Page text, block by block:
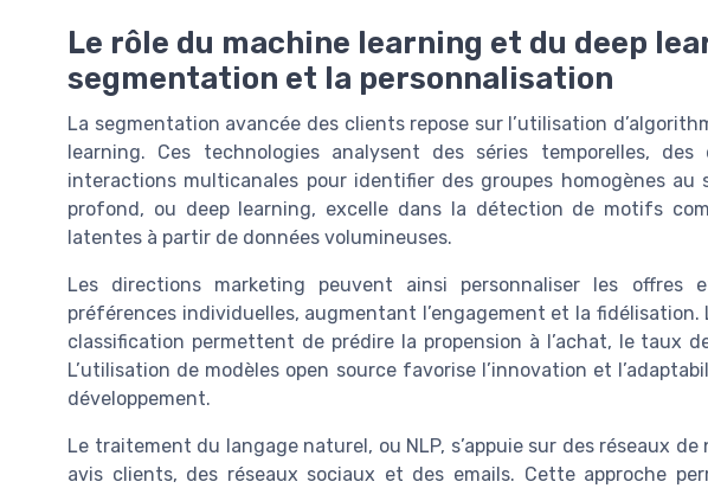
Le rôle du machine learning et du deep
segmentation et la personnalisation
La segmentation avancée des clients repose sur l’utilisation
learning. Ces technologies analysent des séries temporelles,
interactions multicanales pour identifier des groupes homogènes au
profond, ou deep learning, excelle dans la détection de motifs
latentes à partir de données volumineuses.
Les directions marketing peuvent ainsi personnaliser les offres
préférences individuelles, augmentant l’engagement et la
classification permettent de prédire la propension à l’achat, le taux
L’utilisation de modèles open source favorise l’innovation et
développement.
Le traitement du langage naturel, ou NLP, s’appuie sur des réseaux
avis clients, des réseaux sociaux et des emails. Cette approche